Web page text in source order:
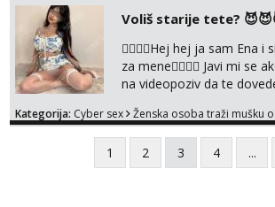
Voliš starije tete?
❤️‍🔥❤️‍🔥Hej hej ja sam Ena i
za mene❤️‍🔥❤️‍🔥 Javi mi se
na videopoziv da te
@enafriedrichkis Radim
NISTA UŽIVO!!!
Kategorija: Cyber sex Ženska osoba traži mušku
1 2 3 4 ...